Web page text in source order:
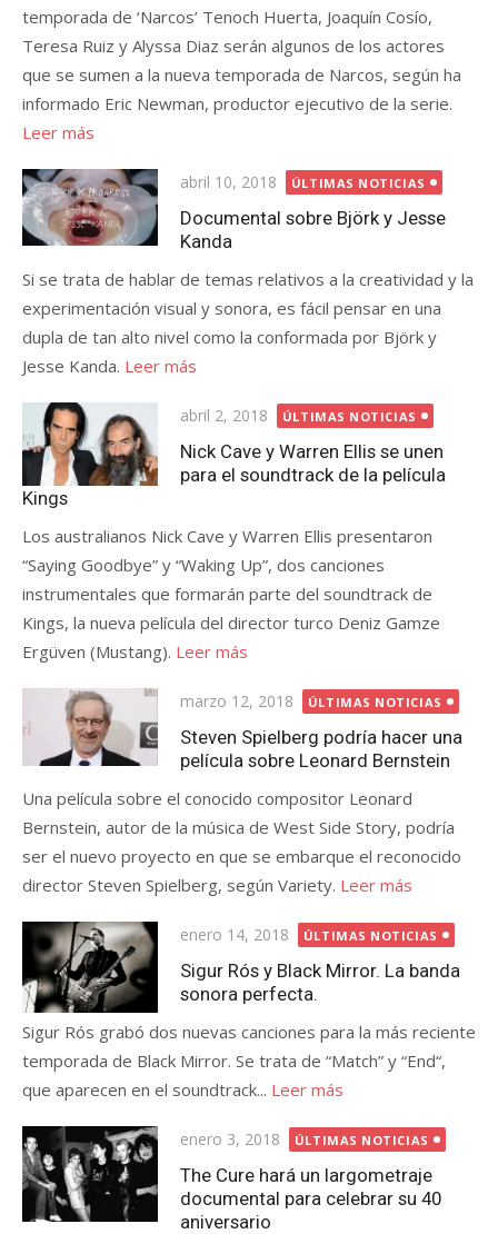
temporada de ‘Narcos’ Tenoch Huerta, Joaquín Cosío,
Teresa Ruiz y Alyssa Diaz serán algunos de los actores
que se sumen a la nueva temporada de Narcos, según ha
informado Eric Newman, productor ejecutivo de la serie.
Leer más
Publicada
el
abril 10, 2018 ÚLTIMAS NOTICIAS
Documental sobre Björk y Jesse
Kanda
Si se trata de hablar de temas relativos a la creatividad y la
experimentación visual y sonora, es fácil pensar en una
dupla de tan alto nivel como la conformada por Björk y
Jesse Kanda. Leer más
Publicada
el
abril 2, 2018 ÚLTIMAS NOTICIAS
Nick Cave y Warren Ellis se unen
para el soundtrack de la película
Kings
Los australianos Nick Cave y Warren Ellis presentaron
“Saying Goodbye” y “Waking Up”, dos canciones
instrumentales que formarán parte del soundtrack de
Kings, la nueva película del director turco Deniz Gamze
Ergüven (Mustang). Leer más
Publicada
el
marzo 12, 2018 ÚLTIMAS NOTICIAS
Steven Spielberg podría hacer una
película sobre Leonard Bernstein
Una película sobre el conocido compositor Leonard
Bernstein, autor de la música de West Side Story, podría
ser el nuevo proyecto en que se embarque el reconocido
director Steven Spielberg, según Variety. Leer más
Publicada
el
enero 14, 2018 ÚLTIMAS NOTICIAS
Sigur Rós y Black Mirror. La banda
sonora perfecta.
Sigur Rós grabó dos nuevas canciones para la más reciente
temporada de Black Mirror. Se trata de “Match” y “End“,
que aparecen en el soundtrack... Leer más
Publicada
el
enero 3, 2018 ÚLTIMAS NOTICIAS
The Cure hará un largometraje
documental para celebrar su 40
aniversario